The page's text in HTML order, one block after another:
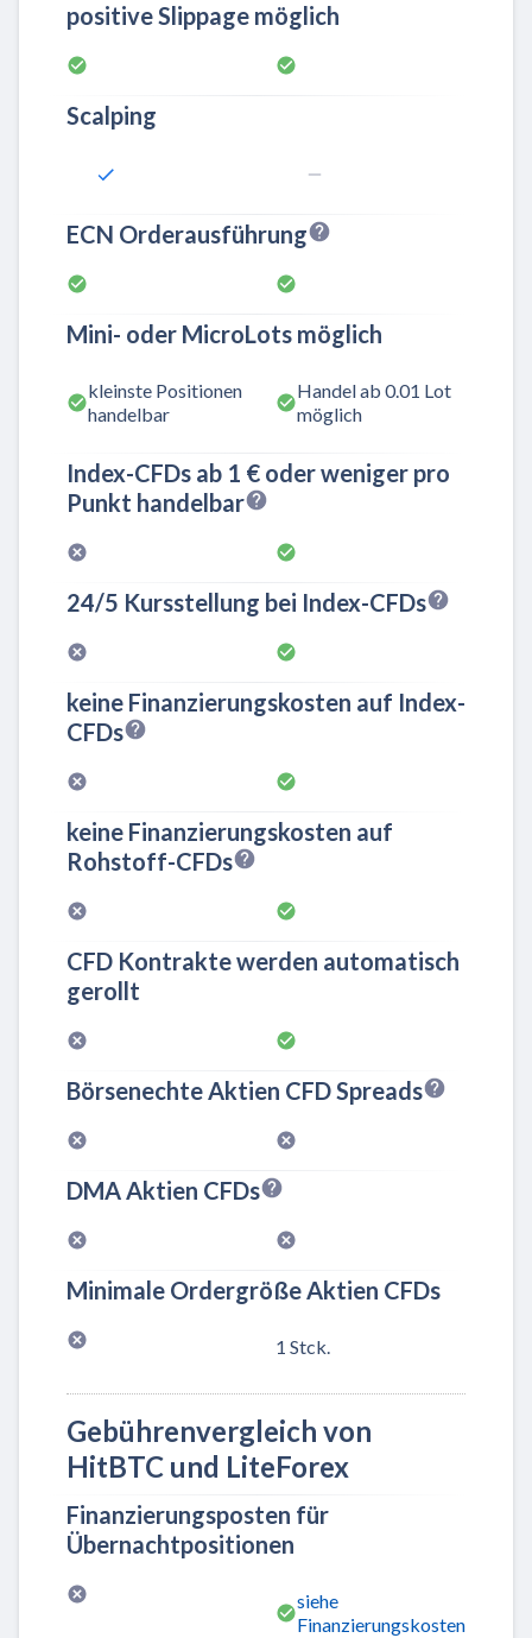
positive Slippage möglich
Scalping
ECN Orderausführung
Mini- oder MicroLots möglich
kleinste Positionen
handelbar
Handel ab 0.01 Lot
möglich
Index-CFDs ab 1 € oder weniger pro
Punkt handelbar
24/5 Kursstellung bei Index-CFDs
keine Finanzierungskosten auf Index-
CFDs
keine Finanzierungskosten auf
Rohstoff-CFDs
CFD Kontrakte werden automatisch
gerollt
Börsenechte Aktien CFD Spreads
DMA Aktien CFDs
Minimale Ordergröße Aktien CFDs
1 Stck.
Gebührenvergleich von
HitBTC und LiteForex
Finanzierungsposten für
Übernachtpositionen
siehe
Finanzierungskosten